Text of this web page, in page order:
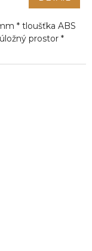
* tloušťka ABS
prostor *